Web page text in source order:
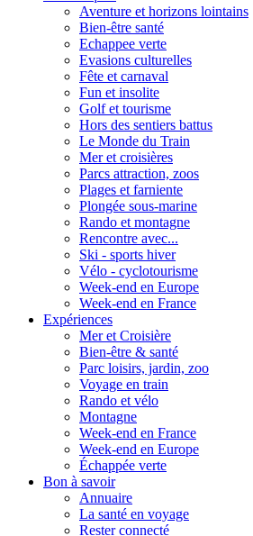
Aventure et horizons lointains
Bien-être santé
Echappee verte
Evasions culturelles
Fête et carnaval
Fun et insolite
Golf et tourisme
Hors des sentiers battus
Le Monde du Train
Mer et croisières
Parcs attraction, zoos
Plages et farniente
Plongée sous-marine
Rando et montagne
Rencontre avec...
Ski - sports hiver
Vélo - cyclotourisme
Week-end en Europe
Week-end en France
Expériences
Mer et Croisière
Bien-être & santé
Parc loisirs, jardin, zoo
Voyage en train
Rando et vélo
Montagne
Week-end en France
Week-end en Europe
Échappée verte
Bon à savoir
Annuaire
La santé en voyage
Rester connecté